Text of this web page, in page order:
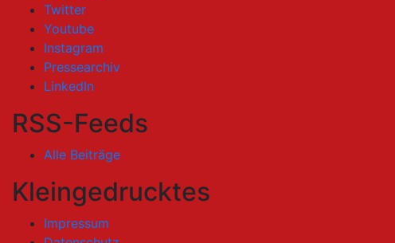
Twitter
Youtube
Instagram
Pressearchiv
LinkedIn
RSS-Feeds
Alle Beiträge
Kleingedrucktes
Impressum